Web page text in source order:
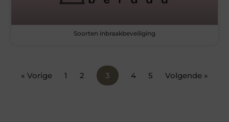
Soorten inbraakbeveiliging
« Vorige 1 2 3 4 5 Volgende »